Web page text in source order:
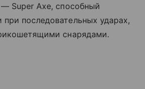
Super Axe, способный
последовательных ударах,
снарядами.